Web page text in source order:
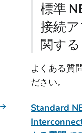
標準
接続
関す
よくある質
ださい。
Standard